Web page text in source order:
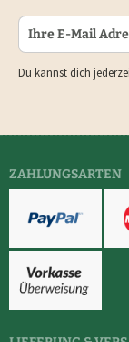
Du kannst dich
ZAHLUNGSARTEN